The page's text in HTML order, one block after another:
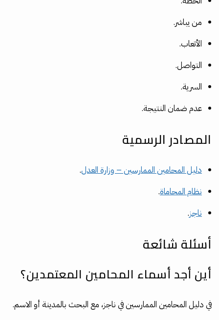
من يباشر.
الأتعاب.
التواصل.
السرية.
عدم ضمان النتيجة.
المصادر الرسمية
دليل المحامين الممارسين – وزارة العدل.
نظام المحاماة.
ناجز.
أسئلة شائعة
أين أجد أسماء المحامين المعتمدين؟
في دليل المحامين الممارسين في ناجز، مع البحث بالمدينة أو الاسم.